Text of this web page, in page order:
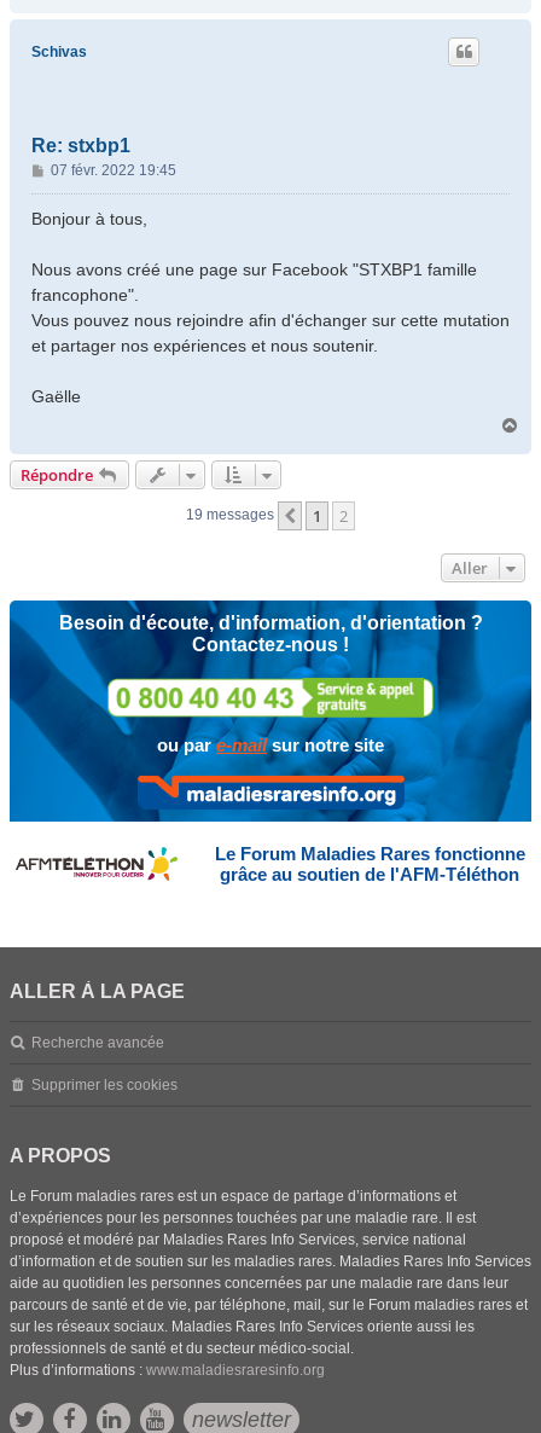
u
Schivas
Re: stxbp1
M
e
s
g
e
07 févr. 2022 19:45
Bonjour à tous,
Nous avons créé une page sur Facebook "STXBP1 famille
francophone".
Vous pouvez nous rejoindre afin d'échanger sur cette mutation
et partager nos expériences et nous soutenir.
Gaëlle
Répondre
19 messages Précédent
1 2
Aller
Besoin d'écoute, d'information, d'orientation ?
Contactez-nous !
ou pare-mailsur notre site
Le Forum Maladies Rares fonctionne
grâce au soutien de l'AFM-Téléthon
ALLER À LA PAGE
Recherche avancée
Supprimer les cookies
A PROPOS
Le Forum maladies rares est un espace de partage d’informations et
d’expériences pour les personnes touchées par une maladie rare. Il est
proposé et modéré par Maladies Rares Info Services, service national
d’information et de soutien sur les maladies rares. Maladies Rares Info Services
aide au quotidien les personnes concernées par une maladie rare dans leur
parcours de santé et de vie, par téléphone, mail, sur le Forum maladies rares et
sur les réseaux sociaux. Maladies Rares Info Services oriente aussi les
professionnels de santé et du secteur médico-social.
Plus d’informations : www.maladiesraresinfo.org
newsletter